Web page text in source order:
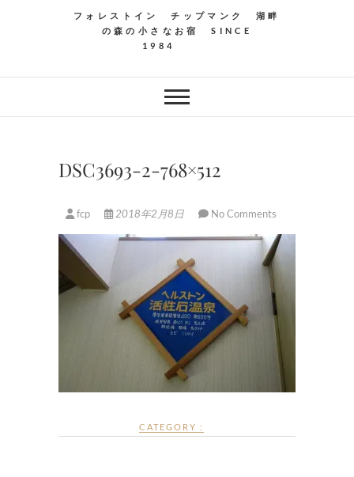
フォレストイン チップマンク 湖畔
の森の小さなお宿 SINCE
1984
DSC3693-2-768×512
fcp 2018年2月8日 No Comments
CATEGORY :